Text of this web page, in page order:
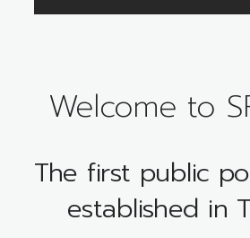
Welcome to
The first public
established in